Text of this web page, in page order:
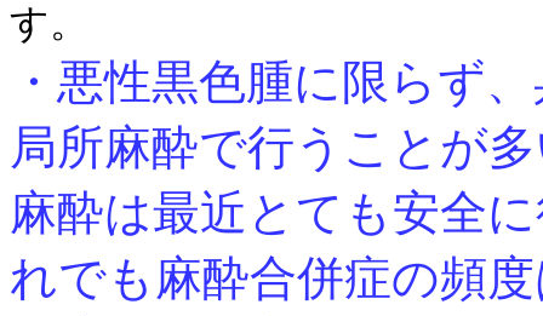
す。
・悪性黒色腫に限らず
局所麻酔で行うことが
麻酔は最近とても安全
れでも麻酔合併症の頻